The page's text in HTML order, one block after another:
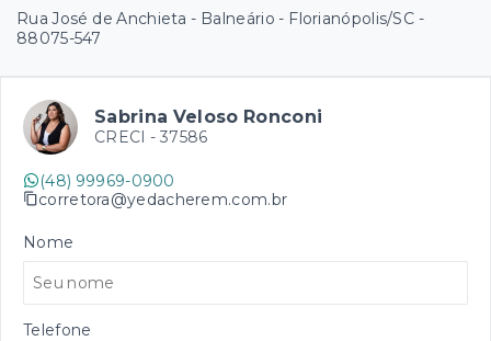
Rua José de Anchieta - Balneário - Florianópolis/SC -
88075-547
Sabrina Veloso Ronconi
CRECI - 37586
(48) 99969-0900
corretora@yedacherem.com.br
Nome
Telefone